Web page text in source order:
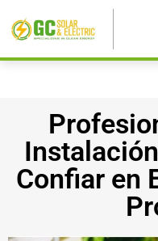
Confiar en